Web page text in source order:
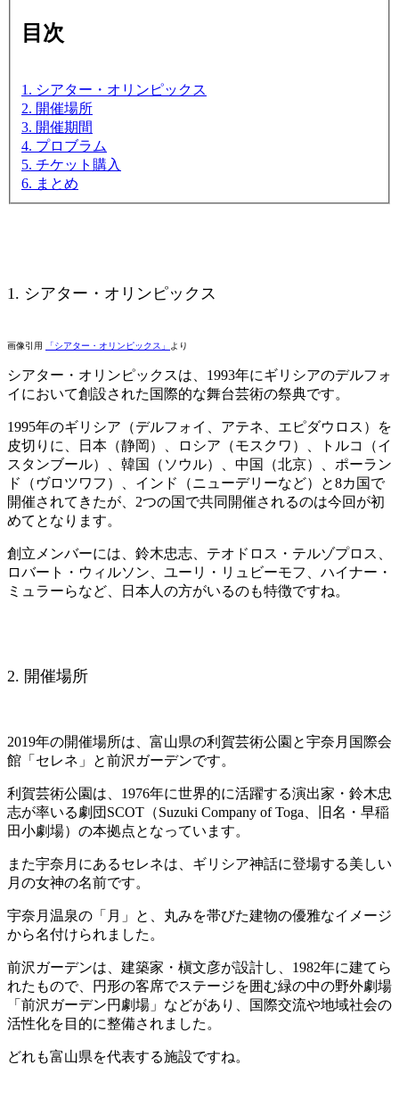
目次
1. シアター・オリンピックス
2. 開催場所
3. 開催期間
4. プロブラム
5. チケット購入
6. まとめ
1. シアター・オリンピックス
画像引用 「シアター・オリンピックス」 より
シアター・オリンピックスは、1993年にギリシアのデルフォ
イにおいて創設された国際的な舞台芸術の祭典です。
1995年のギリシア（デルフォイ、アテネ、エピダウロス）を
皮切りに、日本（静岡）、ロシア（モスクワ）、トルコ（イ
スタンブール）、韓国（ソウル）、中国（北京）、ポーラン
ド（ヴロツワフ）、インド（ニューデリーなど）と8カ国で
開催されてきたが、2つの国で共同開催されるのは今回が初
めてとなります。
創立メンバーには、鈴木忠志、テオドロス・テルゾプロス、
ロバート・ウィルソン、ユーリ・リュビーモフ、ハイナー・
ミュラーらなど、日本人の方がいるのも特徴ですね。
2. 開催場所
2019年の開催場所は、富山県の利賀芸術公園と宇奈月国際会
館「セレネ」と前沢ガーデンです。
利賀芸術公園は、1976年に世界的に活躍する演出家・鈴木忠
志が率いる劇団SCOT（Suzuki Company of Toga、旧名・早稲
田小劇場）の本拠点となっています。
また宇奈月にあるセレネは、ギリシア神話に登場する美しい
月の女神の名前です。
宇奈月温泉の「月」と、丸みを帯びた建物の優雅なイメージ
から名付けられました。
前沢ガーデンは、建築家・槇文彦が設計し、1982年に建てら
れたもので、円形の客席でステージを囲む緑の中の野外劇場
「前沢ガーデン円劇場」などがあり、国際交流や地域社会の
活性化を目的に整備されました。
どれも富山県を代表する施設ですね。